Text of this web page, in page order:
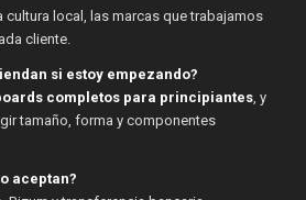
cultura local, las marcas que trabajamos
cliente.
si estoy empezando?
completos para principiantes, y
tamaño, forma y componentes
aceptan?